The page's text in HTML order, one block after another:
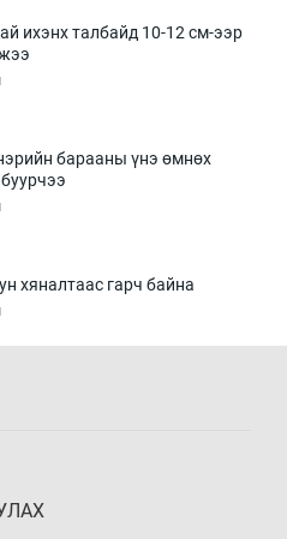
ихэнх талбайд 10-12 см-ээр
барааны үнэ өмнөх
хяналтаас гарч байна